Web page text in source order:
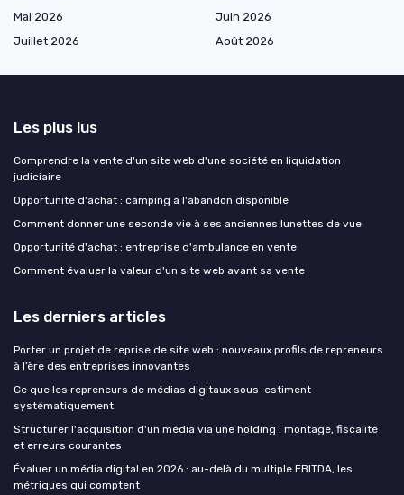
Mai 2026
Juin 2026
Juillet 2026
Août 2026
Les plus lus
Comprendre la vente d'un site web d'une société en liquidation
judiciaire
Opportunité d'achat : camping à l'abandon disponible
Comment donner une seconde vie à ses anciennes lunettes de vue
Opportunité d'achat : entreprise d'ambulance en vente
Comment évaluer la valeur d'un site web avant sa vente
Les derniers articles
Porter un projet de reprise de site web : nouveaux profils de repreneurs
à l’ère des entreprises innovantes
Ce que les repreneurs de médias digitaux sous-estiment
systématiquement
Structurer l'acquisition d'un média via une holding : montage, fiscalité
et erreurs courantes
Évaluer un média digital en 2026 : au-delà du multiple EBITDA, les
métriques qui comptent